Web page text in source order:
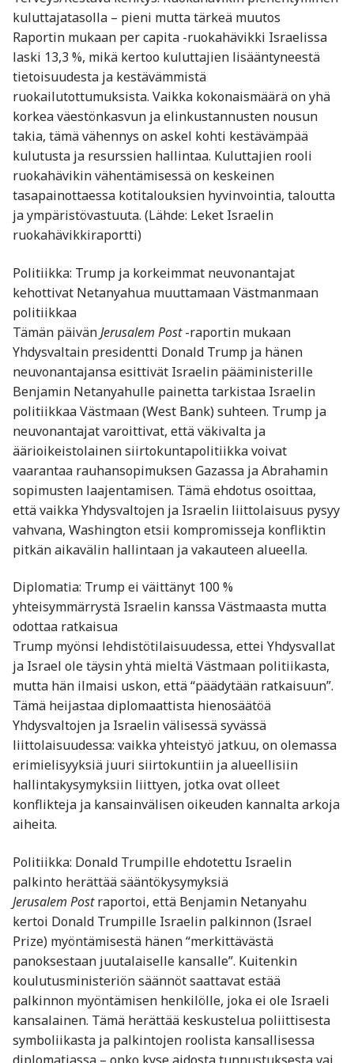
kuluttajatasolla – pieni mutta tärkeä muutos
Raportin mukaan per capita -ruokahävikki Israelissa
laski 13,3 %, mikä kertoo kuluttajien lisääntyneestä
tietoisuudesta ja kestävämmistä
ruokailutottumuksista. Vaikka kokonaismäärä on yhä
korkea väestönkasvun ja elinkustannusten nousun
takia, tämä vähennys on askel kohti kestävämpää
kulutusta ja resurssien hallintaa. Kuluttajien rooli
ruokahävikin vähentämisessä on keskeinen
tasapainottaessa kotitalouksien hyvinvointia, taloutta
ja ympäristövastuuta. (Lähde: Leket Israelin
ruokahävikkiraportti)
Politiikka: Trump ja korkeimmat neuvonantajat
kehottivat Netanyahua muuttamaan Västmanmaan
politiikkaa
Tämän päivänJerusalem Post-raportin mukaan
Yhdysvaltain presidentti Donald Trump ja hänen
neuvonantajansa esittivät Israelin pääministerille
Benjamin Netanyahulle painetta tarkistaa Israelin
politiikkaa Västmaan (West Bank) suhteen. Trump ja
neuvonantajat varoittivat, että väkivalta ja
äärioikeistolainen siirtokuntapolitiikka voivat
vaarantaa rauhansopimuksen Gazassa ja Abrahamin
sopimusten laajentamisen. Tämä ehdotus osoittaa,
että vaikka Yhdysvaltojen ja Israelin liittolaisuus pysyy
vahvana, Washington etsii kompromisseja konfliktin
pitkän aikavälin hallintaan ja vakauteen alueella.
Diplomatia: Trump ei väittänyt 100 %
yhteisymmärrystä Israelin kanssa Västmaasta mutta
odottaa ratkaisua
Trump myönsi lehdistötilaisuudessa, ettei Yhdysvallat
ja Israel ole täysin yhtä mieltä Västmaan politiikasta,
mutta hän ilmaisi uskon, että “päädytään ratkaisuun”.
Tämä heijastaa diplomaattista hienosäätöä
Yhdysvaltojen ja Israelin välisessä syvässä
liittolaisuudessa: vaikka yhteistyö jatkuu, on olemassa
erimielisyyksiä juuri siirtokuntiin ja alueellisiin
hallintakysymyksiin liittyen, jotka ovat olleet
konflikteja ja kansainvälisen oikeuden kannalta arkoja
aiheita.
Politiikka: Donald Trumpille ehdotettu Israelin
palkinto herättää sääntökysymyksiä
Jerusalem Postraportoi, että Benjamin Netanyahu
kertoi Donald Trumpille Israelin palkinnon (Israel
Prize) myöntämisestä hänen “merkittävästä
panoksestaan juutalaiselle kansalle”. Kuitenkin
koulutusministeriön säännöt saattavat estää
palkinnon myöntämisen henkilölle, joka ei ole Israeli
kansalainen. Tämä herättää keskustelua poliittisesta
symboliikasta ja palkintojen roolista kansallisessa